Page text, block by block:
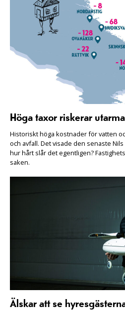
Höga taxor riskerar
Historiskt höga kostnader för vatten
och avfall. Det visade den senaste
hur hårt slår det egentligen?
saken.
Älskar att se